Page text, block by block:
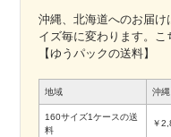
沖縄、北海道へのお届
イズ毎に変わります。
【ゆうパックの送料】
地域 沖縄
160サイズ1ケースの送
料
￥